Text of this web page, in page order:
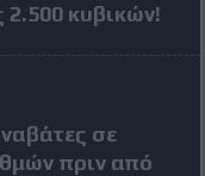
κυβικών!
σε
πριν από